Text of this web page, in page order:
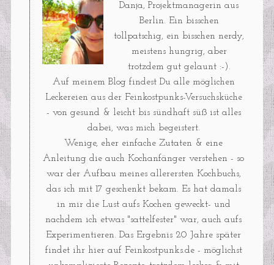
Danja, Projektmanagerin aus
Berlin. Ein bisschen
tollpatschig, ein bisschen nerdy,
meistens hungrig, aber
trotzdem gut gelaunt :-).
Auf meinem Blog findest Du alle möglichen
Leckereien aus der Feinkostpunks-Versuchsküche
- von gesund & leicht bis sündhaft süß ist alles
dabei, was mich begeistert.
Wenige, eher einfache Zutaten & eine
Anleitung die auch Kochanfänger verstehen - so
war der Aufbau meines allerersten Kochbuchs,
das ich mit 17 geschenkt bekam. Es hat damals
in mir die Lust aufs Kochen geweckt- und
nachdem ich etwas "sattelfester" war, auch aufs
Experimentieren. Das Ergebnis 20 Jahre später
findet ihr hier auf Feinkostpunks.de - möglichst